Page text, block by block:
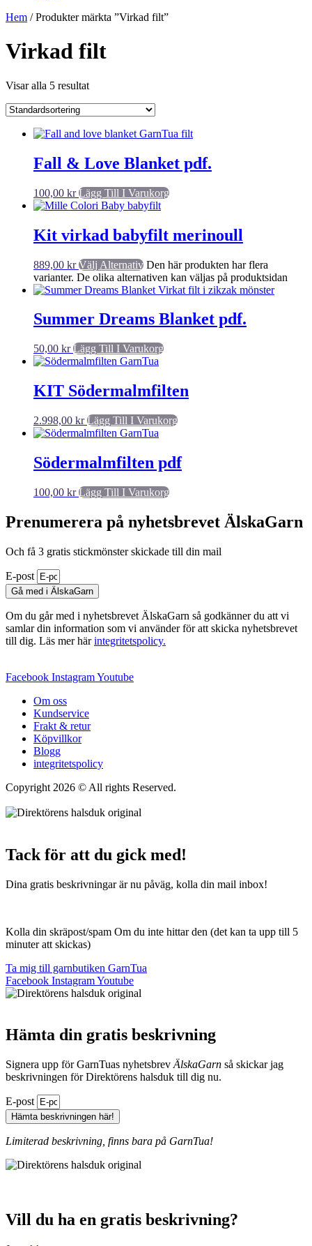
Hem / Produkter märkta ”Virkad filt”
Virkad filt
Visar alla 5 resultat
Fall & Love Blanket pdf.
100,00 kr Lägg Till I Varukorg
Kit virkad babyfilt merinoull
889,00 kr Välj Alternativ Den här produkten har flera
varianter. De olika alternativen kan väljas på produktsidan
Summer Dreams Blanket pdf.
50,00 kr Lägg Till I Varukorg
KIT Södermalmfilten
2.998,00 kr Lägg Till I Varukorg
Södermalmfilten pdf
100,00 kr Lägg Till I Varukorg
Prenumerera på nyhetsbrevet ÄlskaGarn
Och få 3 gratis stickmönster skickade till din mail
E-post
Gå med i ÄlskaGarn
Om du går med i nyhetsbrevet ÄlskaGarn så godkänner du att vi
samlar din information som vi använder för att skicka nyhetsbrevet
till dig. Läs mer härintegritetspolicy.
Facebook InstagramYoutube
Om oss
Kundservice
Frakt & retur
Köpvillkor
Blogg
integritetspolicy
Copyright 2026 © All rights Reserved.
Tack för att du gick med!
Dina gratis beskrivningar är nu påväg, kolla din mail inbox!
Kolla din skräpost/spam Om du inte hittar den (det kan ta upp till 5
minuter att skickas)
Ta mig till garnbutiken GarnTua
Facebook InstagramYoutube
Hämta din gratis beskrivning
Signera upp för GarnTuas nyhetsbrev ÄlskaGarn så skickar jag
beskrivningen för Direktörens halsduk till dig nu.
E-post
Hämta beskrivningen här!
Limiterad beskrivning, finns bara på GarnTua!
Vill du ha en gratis beskrivning?